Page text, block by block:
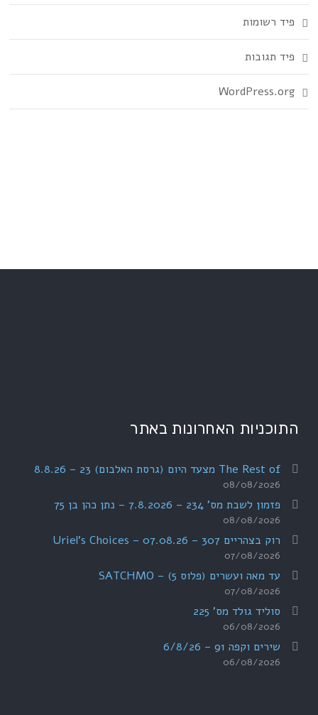
פיד רשומות
פיד תגובות
WordPress.org
התוכניות האחרונות באתר
The Rest of מצעד היום (גרסת האלבום) 23 – 8.8.26
08/08/2026
פזמון לשבת מס' 234 – 7.8.2026 – נתן כהן בן 75
08/08/2026
רוק בצהריים 307 – 07.08.26 – Uriel's Choices
07/08/2026
עד מאה ועשרים (פלוס 5) – SATCHMO
07/08/2026
סוליד גולד מס' 225
06/08/2026
שירים וקפה 91 – 6/8/26
06/08/2026